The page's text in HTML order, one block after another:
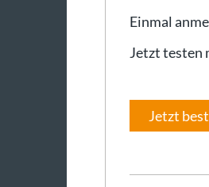
Einmal
Jetzt testen
Jetzt